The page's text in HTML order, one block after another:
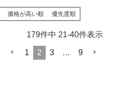
価格が高い順 優先度順
179件中 21-40件表示
1 2 3 … 9